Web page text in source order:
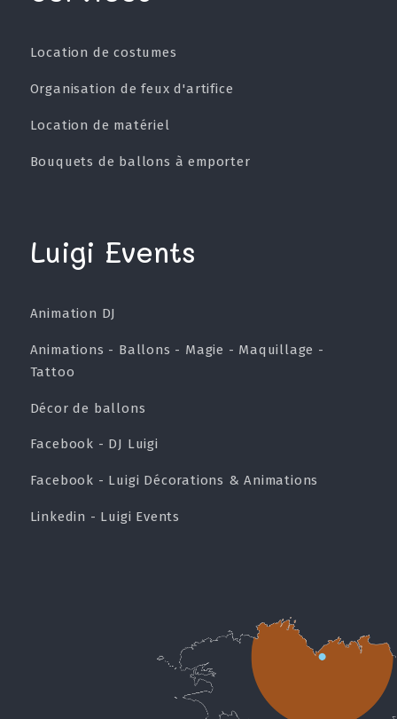
Location de costumes
Organisation de feux d'artifice
Location de matériel
Bouquets de ballons à emporter
Luigi Events
Animation DJ
Animations - Ballons - Magie - Maquillage -
Tattoo
Décor de ballons
Facebook - DJ Luigi
Facebook - Luigi Décorations & Animations
Linkedin - Luigi Events